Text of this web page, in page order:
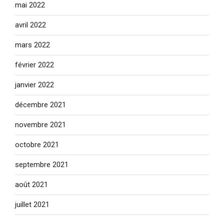
mai 2022
avril 2022
mars 2022
février 2022
janvier 2022
décembre 2021
novembre 2021
octobre 2021
septembre 2021
août 2021
juillet 2021